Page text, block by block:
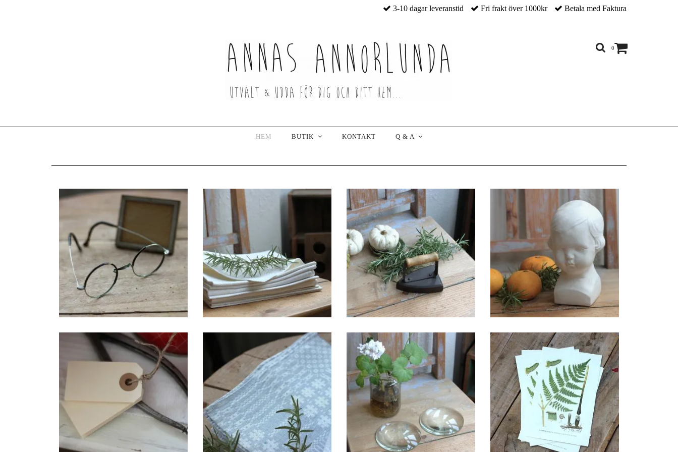
3-10 dagar leveranstid Fri frakt över 1000kr Betala med Faktura
0
HEM BUTIK KONTAKT Q & A